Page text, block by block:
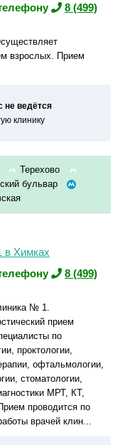
8 (499)
взрослых. Прием
не ведётся
клинику
Терехово
бульвар
в Химках
8 (499)
№ 1.
прием
по
проктологии,
офтальмологии,
стоматологии,
МРТ, КТ,
проводится по
врачей клин...